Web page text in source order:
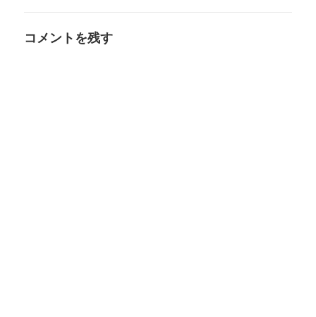
コメントを残す